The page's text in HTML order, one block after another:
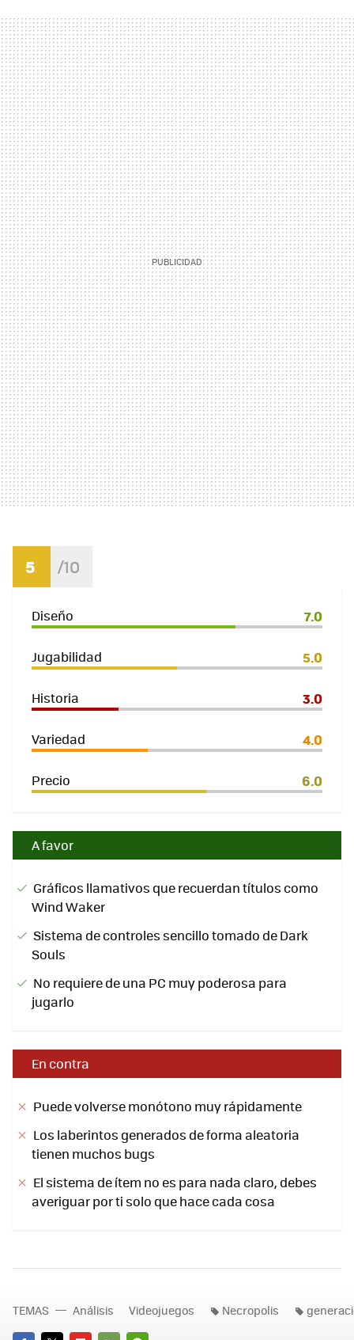
5
Diseño 7.0
Jugabilidad 5.0
Historia 3.0
Variedad 4.0
Precio 6.0
A favor
Gráficos llamativos que recuerdan títulos como
Wind Waker
Sistema de controles sencillo tomado de Dark
Souls
No requiere de una PC muy poderosa para
jugarlo
En contra
Puede volverse monótono muy rápidamente
Los laberintos generados de forma aleatoria
tienen muchos bugs
El sistema de ítem no es para nada claro, debes
averiguar por ti solo que hace cada cosa
TEMAS Análisis Videojuegos Necropolis